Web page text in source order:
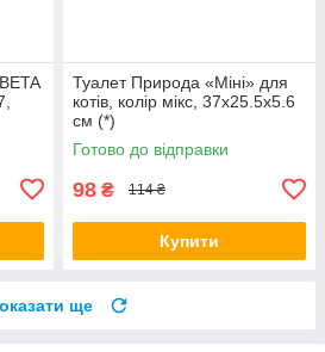
Туалет Природа «Міні» для
котів, колір мікс, 37х25.5х5.6
см (*)
Готово до відправки
98 ₴ 114 ₴
Купити
ще